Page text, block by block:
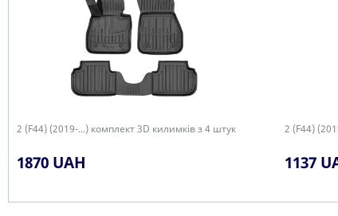
2 (F44) (2019-...) комплект 3D килимків з 4 штук
1870 UAH
2 (F44)
1137